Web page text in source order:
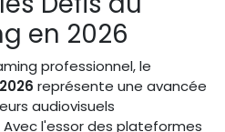
en 2026
professionnel, le
représente une avancée
audiovisuels
Avec l'essor des plateformes